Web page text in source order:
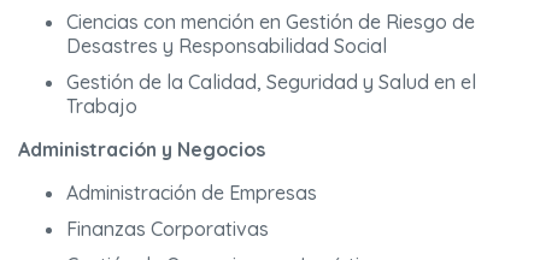
Ciencias con mención en Gestión de Riesgo de
Desastres y Responsabilidad Social
Gestión de la Calidad, Seguridad y Salud en el
Trabajo
Administración y Negocios
Administración de Empresas
Finanzas Corporativas